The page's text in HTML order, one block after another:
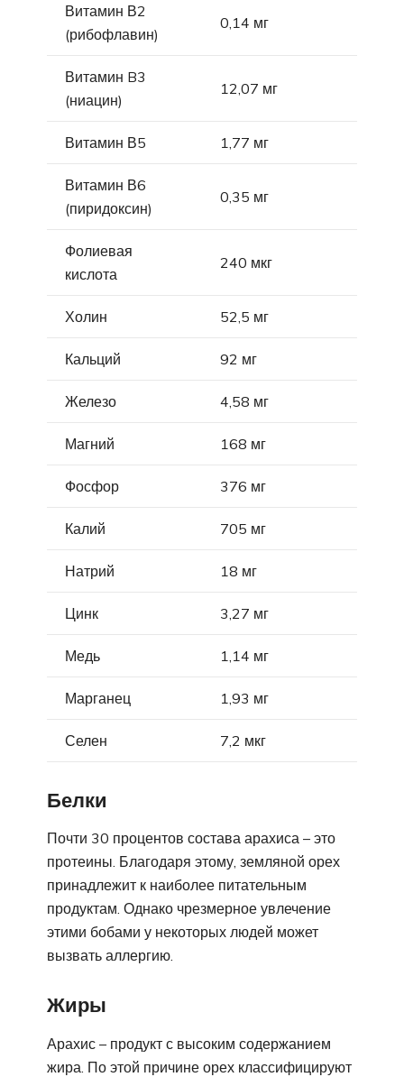
Витамин В2
(рибофлавин)
0,14 мг
Витамин B3
(ниацин)
12,07 мг
Витамин В5 1,77 мг
Витамин В6
(пиридоксин)
0,35 мг
Фолиевая
кислота
240 мкг
Холин 52,5 мг
Кальций 92 мг
Железо 4,58 мг
Магний 168 мг
Фосфор 376 мг
Калий 705 мг
Натрий 18 мг
Цинк 3,27 мг
Медь 1,14 мг
Марганец 1,93 мг
Селен 7,2 мкг
Белки
Почти 30 процентов состава арахиса – это
протеины. Благодаря этому, земляной орех
принадлежит к наиболее питательным
продуктам. Однако чрезмерное увлечение
этими бобами у некоторых людей может
вызвать аллергию.
Жиры
Арахис – продукт с высоким содержанием
жира. По этой причине орех классифицируют